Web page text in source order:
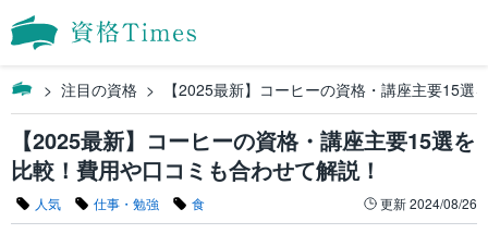
注目の資格 【2025最新】コーヒーの資格・講座主要15
【2025最新】コーヒーの資格・講座主要15選を
比較！費用や口コミも合わせて解説！
人気 仕事・勉強 食 更新2024/08/26